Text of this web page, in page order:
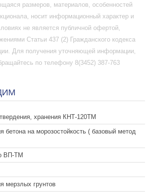
размеров, материалов, особенностей
носит информационный характер и
не является публичной офертой,
Статьи 437 (2) Гражданского кодекса
Для получения уточняющей информации,
по телефону 8(3452) 387-763
хранения КНТ-120ТМ
бетона на морозостойкость ( базовый метод
ВП-ТМ
мерзлых грунтов